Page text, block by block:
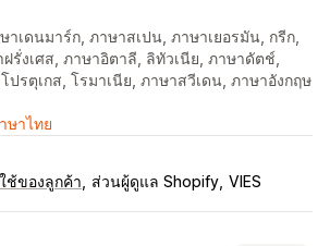
าเดนมาร์ก, ภาษาสเปน, ภาษาเยอรมัน, กรีก,
รั่งเศส, ภาษาอิตาลี, ลิทัวเนีย, ภาษาดัตช์,
รตุเกส, โรมาเนีย, ภาษาสวีเดน, ภาษาอังกฤษ
ษาไทย
ช้ของลูกค้า ส่วนผู้ดูแล Shopify VIES